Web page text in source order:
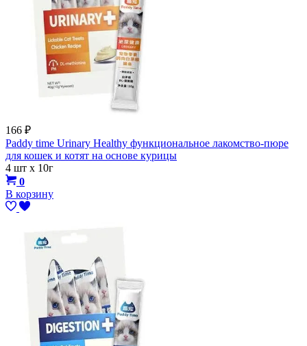
166 ₽
Paddy time Urinary Healthy функциональное лакомство-пюре
для кошек и котят на основе курицы
4 шт х 10г
0
В корзину